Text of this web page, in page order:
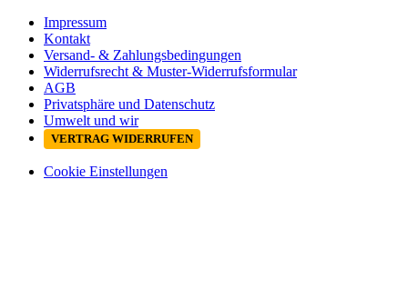
Impressum
Kontakt
Versand- & Zahlungsbedingungen
Widerrufsrecht & Muster-Widerrufsformular
AGB
Privatsphäre und Datenschutz
Umwelt und wir
VERTRAG WIDERRUFEN
Cookie Einstellungen